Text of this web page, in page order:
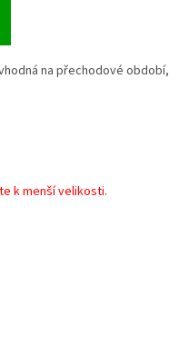
na přechodové období,
k menší velikosti.